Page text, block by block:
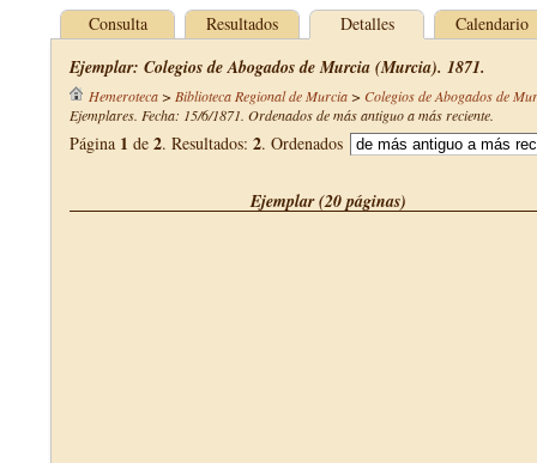
Consulta Resultados Detalles Calendario
Ejemplar: Colegios de Abogados de Murcia (Murcia). 1871.
Hemeroteca> Biblioteca Regional de Murcia> Colegios de Abogados de
Ejemplares. Fecha: 15/6/1871. Ordenados de más antiguo a más reciente.
Página 1 de 2. Resultados: 2. Ordenados
Ejemplar (20 páginas)